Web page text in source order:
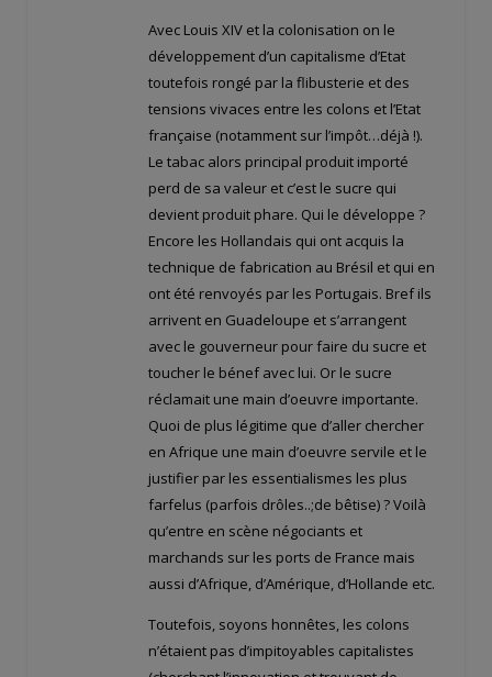
Avec Louis XIV et la colonisation on le
développement d’un capitalisme d’Etat
toutefois rongé par la flibusterie et des
tensions vivaces entre les colons et l’Etat
française (notamment sur l’impôt…déjà !).
Le tabac alors principal produit importé
perd de sa valeur et c’est le sucre qui
devient produit phare. Qui le développe ?
Encore les Hollandais qui ont acquis la
technique de fabrication au Brésil et qui en
ont été renvoyés par les Portugais. Bref ils
arrivent en Guadeloupe et s’arrangent
avec le gouverneur pour faire du sucre et
toucher le bénef avec lui. Or le sucre
réclamait une main d’oeuvre importante.
Quoi de plus légitime que d’aller chercher
en Afrique une main d’oeuvre servile et le
justifier par les essentialismes les plus
farfelus (parfois drôles..;de bêtise) ? Voilà
qu’entre en scène négociants et
marchands sur les ports de France mais
aussi d’Afrique, d’Amérique, d’Hollande etc.
Toutefois, soyons honnêtes, les colons
n’étaient pas d’impitoyables capitalistes